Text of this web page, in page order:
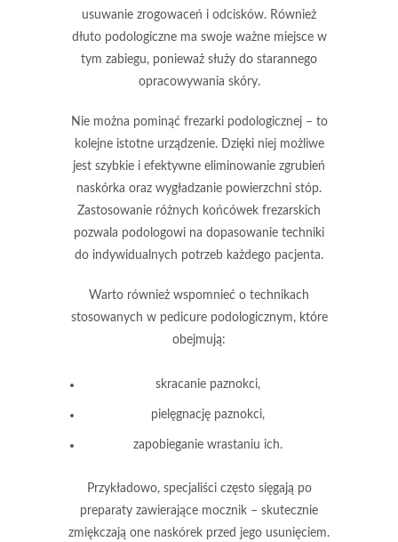
usuwanie zrogowaceń i odcisków. Również
dłuto podologicznema swoje ważne miejsce w
tym zabiegu, ponieważ służy do starannego
opracowywania skóry.
Nie można pominąć frezarki podologicznej– to
kolejne istotne urządzenie. Dzięki niej możliwe
jest szybkie i efektywne eliminowanie zgrubień
naskórka oraz wygładzanie powierzchni stóp.
Zastosowanie różnych końcówek frezarskich
pozwala podologowi na dopasowanie techniki
do indywidualnych potrzeb każdego pacjenta.
Warto również wspomnieć o technikach
stosowanych w pedicure podologicznym, które
obejmują:
skracanie paznokci,
pielęgnację paznokci,
zapobieganie wrastaniu ich.
Przykładowo, specjaliści często sięgają po
preparaty zawierające mocznik – skutecznie
zmiękczają one naskórek przed jego usunięciem.